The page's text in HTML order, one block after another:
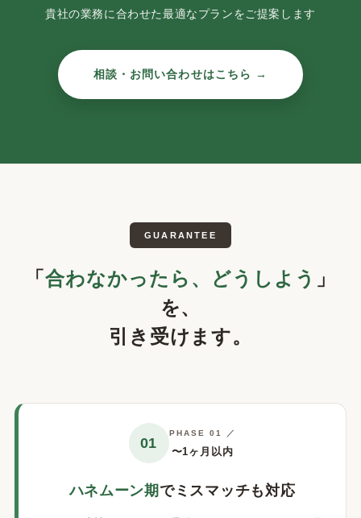
貴社の業務に合わせた最適なプランをご提案します
相談・お問い合わせはこちら →
GUARANTEE
「合わなかったら、どうしよう 」
を、
引き受けます。
01
PHASE 01 ／
〜1ヶ月以内
ハネムーン期 でミスマッチも対応